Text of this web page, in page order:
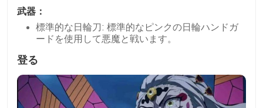
武器：
標準的な日輪刀: 標準的なピンクの日輪ハンドガ
ードを使用して悪魔と戦います。
登る